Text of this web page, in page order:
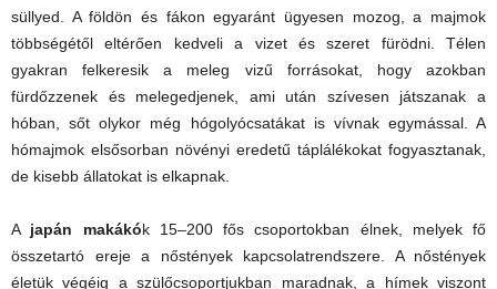
süllyed. A földön és fákon egyaránt ügyesen mozog, a majmok
többségétől eltérően kedveli a vizet és szeret fürödni. Télen
gyakran felkeresik a meleg vizű forrásokat, hogy azokban
fürdőzzenek és melegedjenek, ami után szívesen játszanak a
hóban, sőt olykor még hógolyócsatákat is vívnak egymással. A
hómajmok elsősorban növényi eredetű táplálékokat fogyasztanak,
de kisebb állatokat is elkapnak.
A japán makákók 15–200 fős csoportokban élnek, melyek fő
összetartó ereje a nőstények kapcsolatrendszere. A nőstények
életük végéig a szülőcsoportjukban maradnak, a hímek viszont